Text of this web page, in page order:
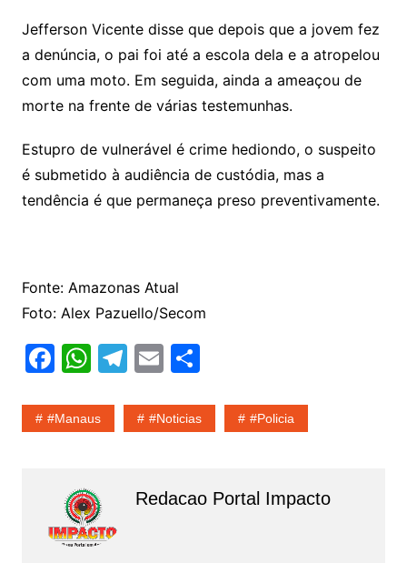
Jefferson Vicente disse que depois que a jovem fez
a denúncia, o pai foi até a escola dela e a atropelou
com uma moto. Em seguida, ainda a ameaçou de
morte na frente de várias testemunhas.
Estupro de vulnerável é crime hediondo, o suspeito
é submetido à audiência de custódia, mas a
tendência é que permaneça preso preventivamente.
Fonte: Amazonas Atual
Foto: Alex Pazuello/Secom
F
c
o
o
W
at
p
p
T
e
m
E
ai
S
ar
#Manaus #noticias #policia
Redacao Portal Impacto